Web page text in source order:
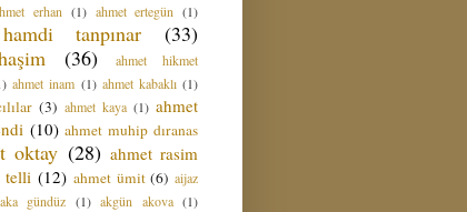
erhan (1) ahmet ertegün (1)
tanpınar
(33)
(36)
ahmet hikmet
ahmet inam (1) ahmet kabaklı (1)
(3) ahmet kaya (1) ahmet
(10) ahmet muhip dıranas
oktay (28) ahmet rasim
telli (12) ahmet ümit (6) aijaz
aka gündüz (1) akgün akova (1)